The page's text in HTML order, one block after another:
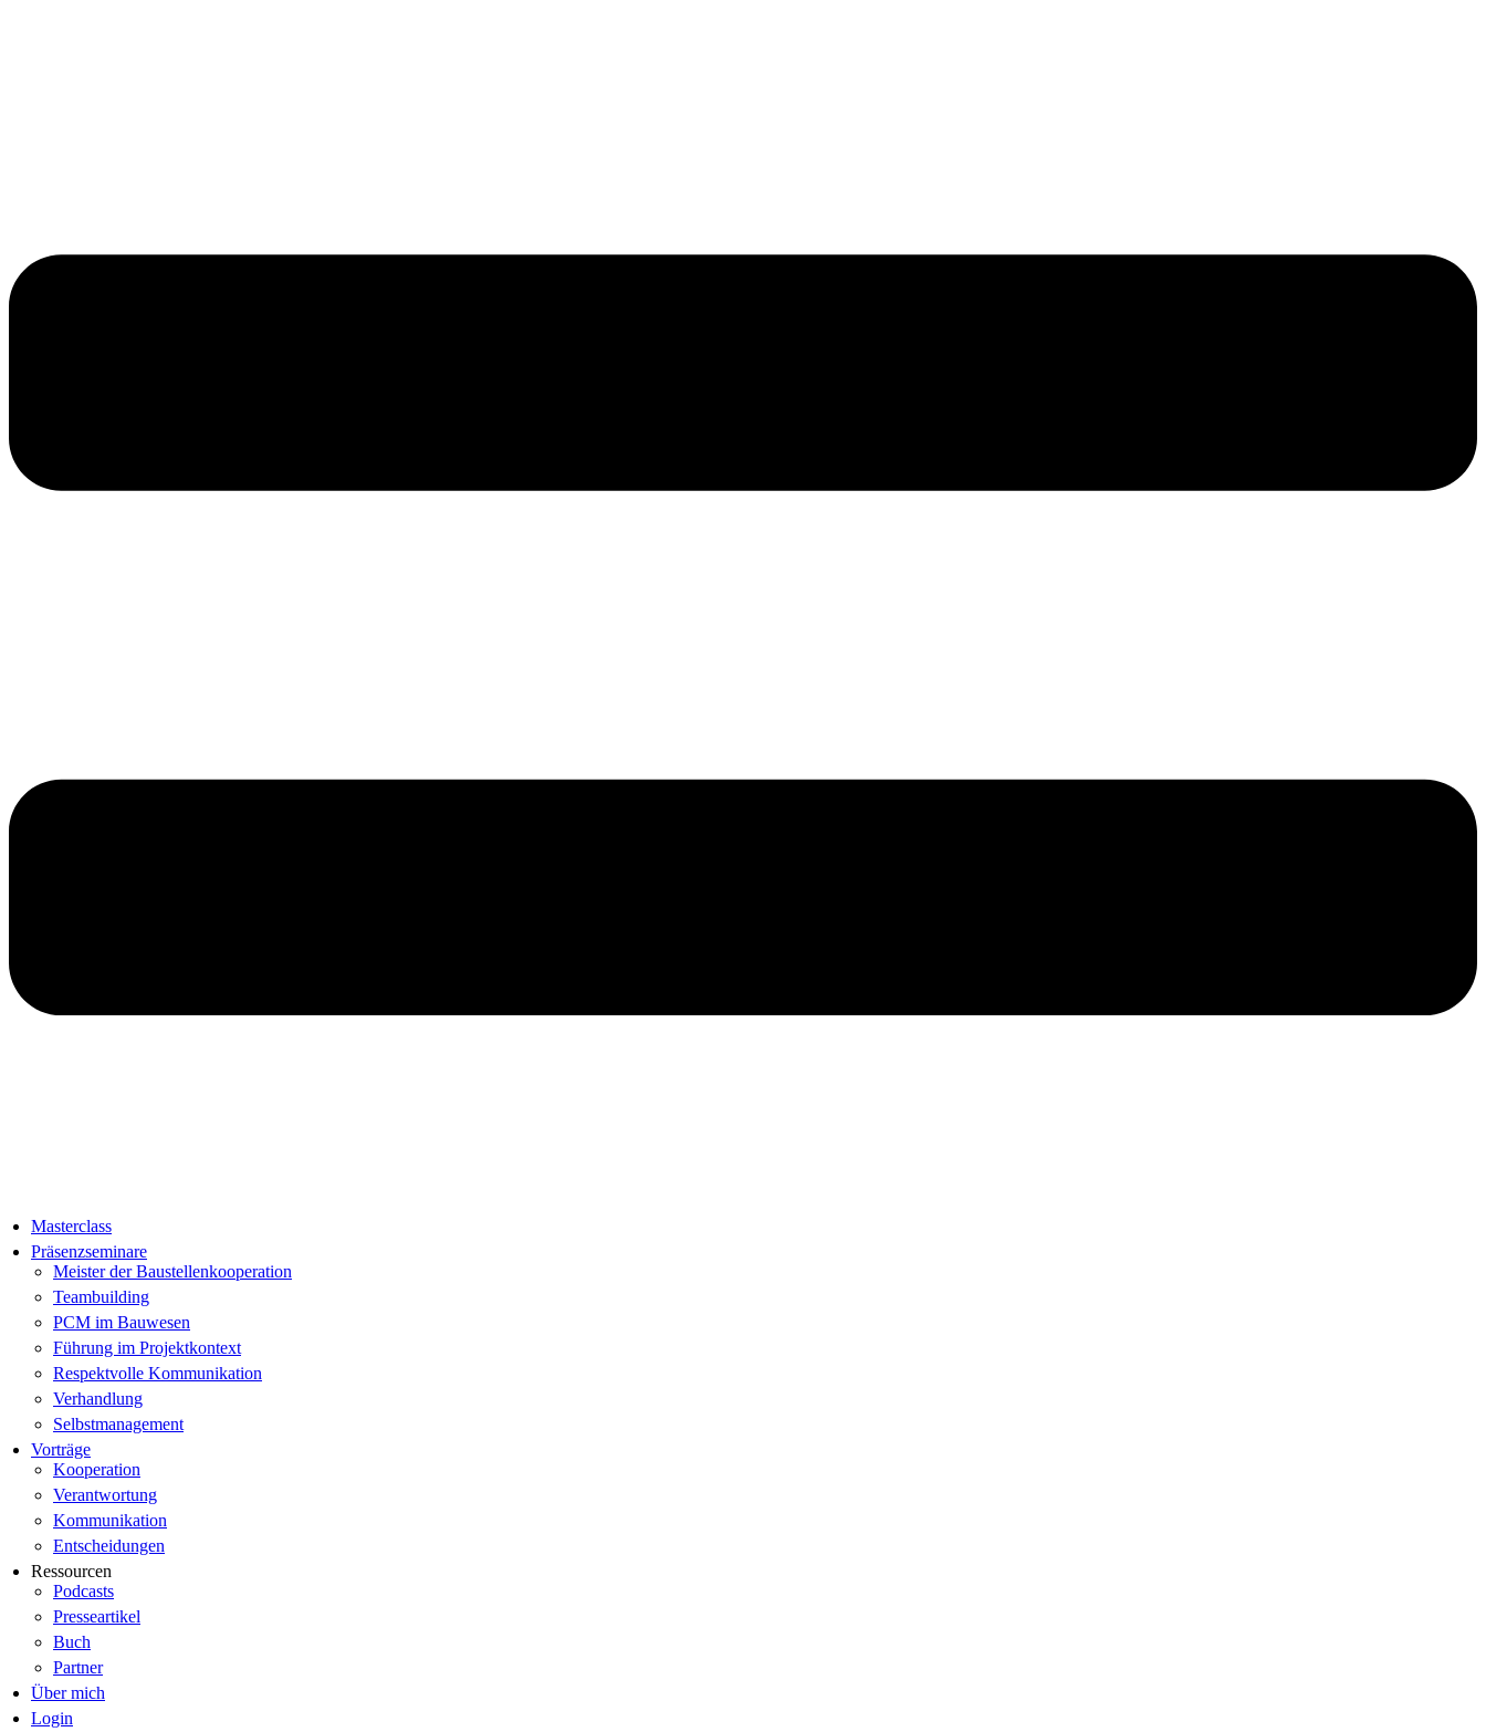
Masterclass
Präsenzseminare
Meister der Baustellenkooperation
Teambuilding
PCM im Bauwesen
Führung im Projektkontext
Respektvolle Kommunikation
Verhandlung
Selbstmanagement
Vorträge
Kooperation
Verantwortung
Kommunikation
Entscheidungen
Ressourcen
Podcasts
Presseartikel
Buch
Partner
Über mich
Login